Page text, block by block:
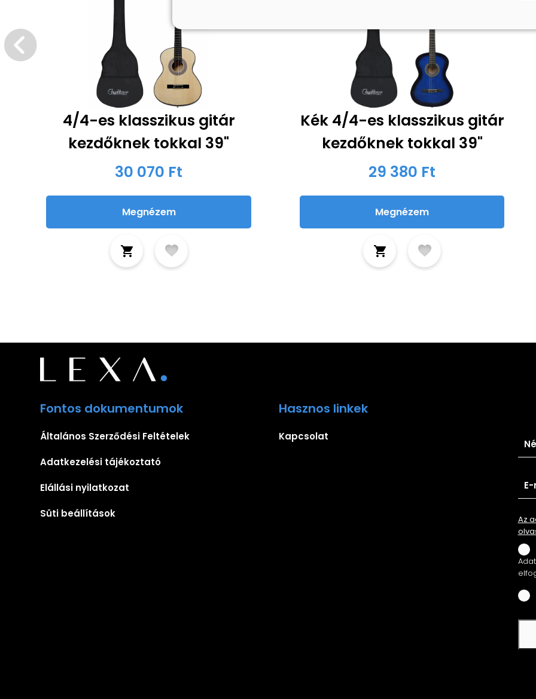
4/4-es klasszikus gitár
kezdőknek tokkal 39"
30 070 Ft
Megnézem
Kék 4/4-es klasszikus gitár
kezdőknek tokkal 39"
29 380 Ft
Megnézem
Fontos dokumentumok
Általános Szerződési Feltételek
Adatkezelési tájékoztató
Elállási nyilatkozat
Süti beállítások
Hasznos linkek
Kapcsolat
Az